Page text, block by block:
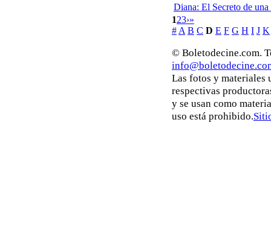
Diana: El Secreto de una
123›»
# A B C D E F G H I J K
© Boletodecine.com.
Las fotos y materiales
respectivas
y se usan como
uso está prohibido.